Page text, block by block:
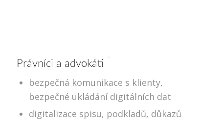
Právníci a advokáti
bezpečná komunikace s klienty,
bezpečné ukládání digitálních dat
digitalizace spisu, podkladů, důkazů